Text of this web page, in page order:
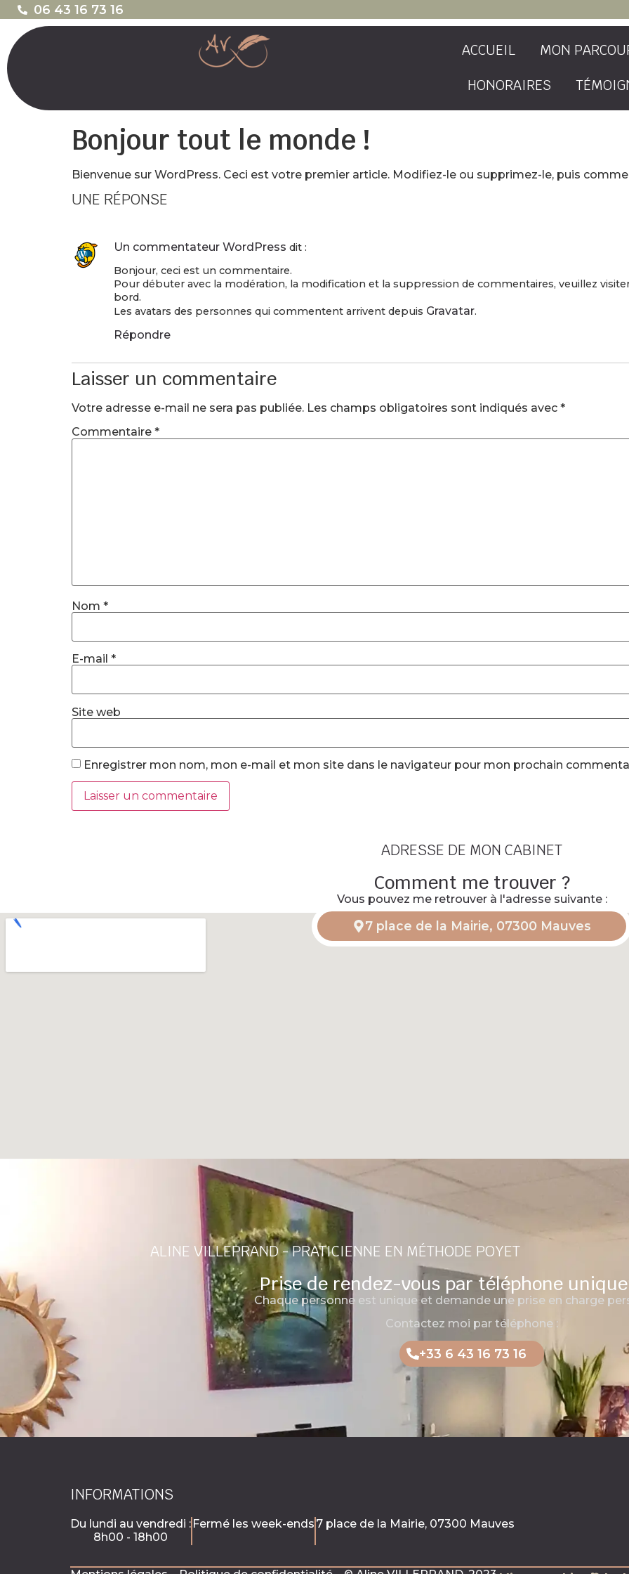
06 43 16 73 16
ACCUEIL
MON
HONORAIRES
Bonjour tout le monde !
Bienvenue sur WordPress. Ceci est votre premier article. Modifiez-le ou supprimez-le, puis
UNE RÉPONSE
Un commentateur WordPress dit :
Bonjour, ceci est un commentaire.
Pour débuter avec la modération, la modification et la suppression de commentaires, veuillez
bord.
Les avatars des personnes qui commentent arrivent depuis Gravatar.
Répondre
Laisser un commentaire
Votre adresse e-mail ne sera pas publiée. Les champs obligatoires sont indiqués avec *
Commentaire *
Nom *
E-mail *
Site web
Enregistrer mon nom, mon e-mail et mon site dans le navigateur pour mon prochain
ADRESSE DE MON CABINET
Comment me trouver ?
Vous pouvez me retrouver à l'adresse suivante :
7 place de la Mairie, 07300 Mauves
ALINE VILLEPRAND - PRATICIENNE EN MÉTHODE POYET
Prise de rendez-vous par téléphone
Chaque personne est unique et demande une prise en charge
Contactez moi par téléphone :
+33 6 43 16 73 16
INFORMATIONS
Du lundi au vendredi :
8h00 - 18h00
Fermé les week-ends 7 place de la Mairie, 07300 Mauves